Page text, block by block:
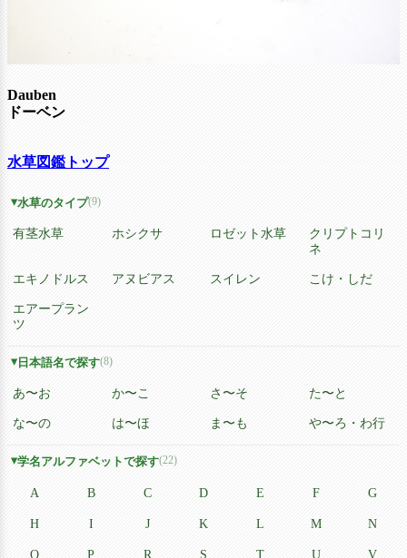
Dauben
ドーベン
水草図鑑トップ
水草のタイプ(9)
有茎水草 ホシクサ ロゼット水草
クリプトコリ
ネ
エキノドルス アヌビアス スイレン こけ・しだ
エアープラン
ツ
日本語名で探す(8)
あ〜お か〜こ さ〜そ た〜と
な〜の は〜ほ ま〜も や〜ろ・わ行
学名アルファベットで探す(22)
A B C D E F G
H I J K L M N
O P R S T U V